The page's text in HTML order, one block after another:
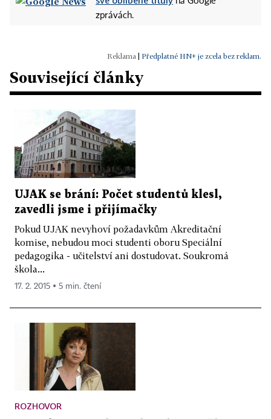
zprávách.
Předplatné HN+ je zcela bez reklam.
Související články
UJAK se brání: Počet studentů klesl,
zavedli jsme i přijímačky
Pokud UJAK nevyhoví požadavkům Akreditační
komise, nebudou moci studenti oboru Speciální
pedagogika - učitelství ani dostudovat. Soukromá
škola...
17. 2. 2015 ▪ 5 min. čtení
ROZHOVOR